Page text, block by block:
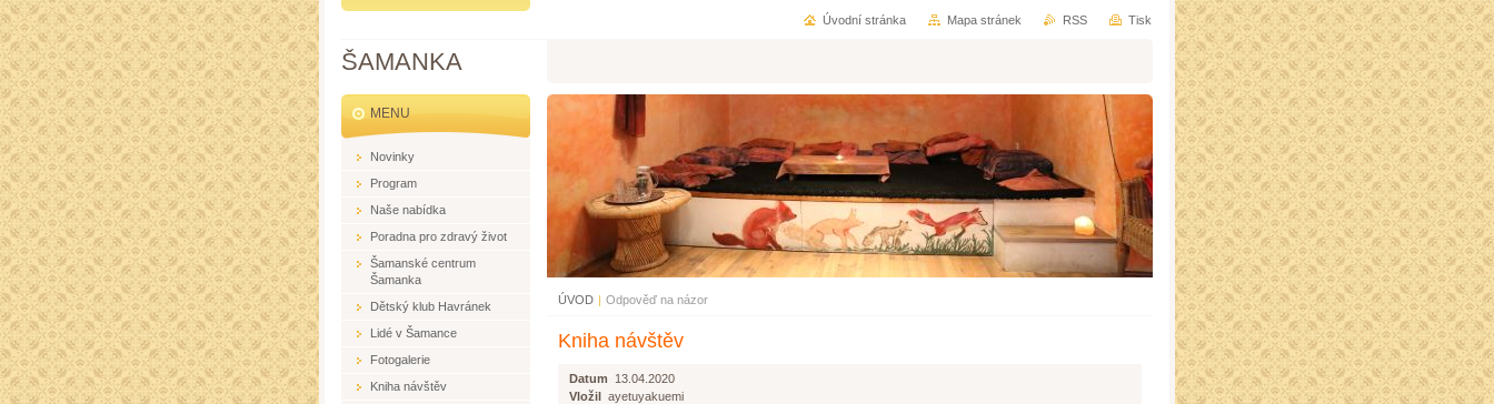
ŠAMANKA
ÚVOD | Odpověď na názor
Kniha návštěv
Datum
13.04.2020
Vložil ayetuyakuemi
MENU
Novinky
Program
Naše nabídka
Poradna pro zdravý život
Šamanské centrum
Šamanka
Dětský klub Havránek
Lidé v Šamance
Fotogalerie
Kniha návštěv
Úvodní stránka Mapa stránek RSS Tisk